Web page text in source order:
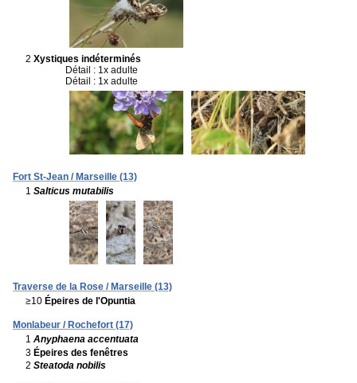
2 Xystiques indéterminés
Détail : 1x adulte
Détail : 1x adulte
Fort St-Jean / Marseille (13)
1 Salticus mutabilis
Traverse de la Rose / Marseille (13)
≥10 Épeires de l'Opuntia
Monlabeur / Rochefort (17)
1 Anyphaena accentuata
3 Épeires des fenêtres
2 Steatoda nobilis